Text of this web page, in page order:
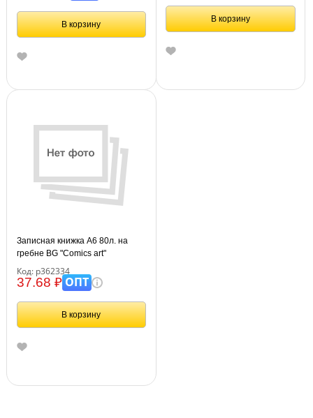
В корзину
В корзину
Записная книжка А6 80л. на
гребне BG "Comics art"
Код: р362334
37.68 ₽ОПТ
В корзину